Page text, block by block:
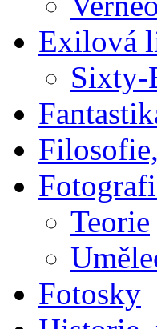
Exilová
Sixty-
Teorie
Fotosky